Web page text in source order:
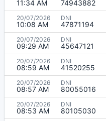
11:34 AM 74943882
20/07/2026
10:08 AM
DNI
47871194
20/07/2026
09:29 AM
DNI
45647121
20/07/2026
08:59 AM
DNI
41520255
20/07/2026
08:57 AM
DNI
80055016
20/07/2026
08:53 AM
DNI
80105030